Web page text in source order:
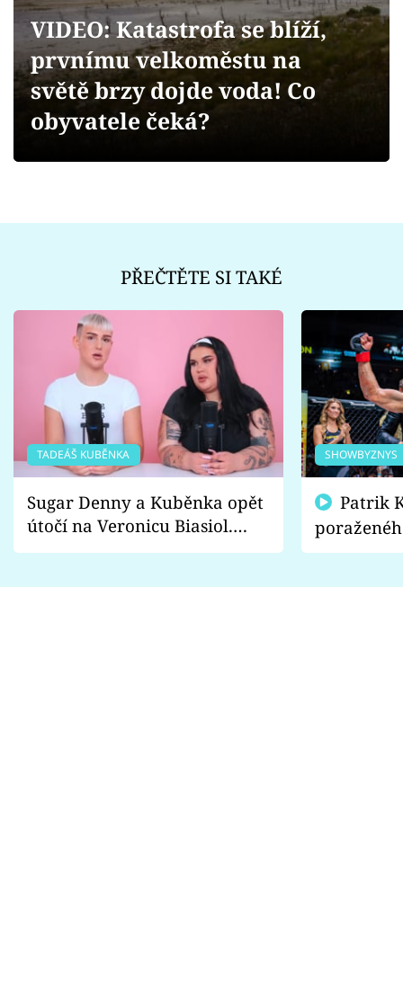
Videa
Sledujte prima+
VIDEO: Katastrofa se blíží,
prvnímu velkoměstu na
světě brzy dojde voda! Co
obyvatele čeká?
PŘEČTĚTE SI TAKÉ
TADEÁŠ KUBĚNKA
Sugar Denny a Kuběnka opět
útočí na Veronicu Biasiol.
Proč je podle nich falešná a
SHOWBYZNYS
fanoušci